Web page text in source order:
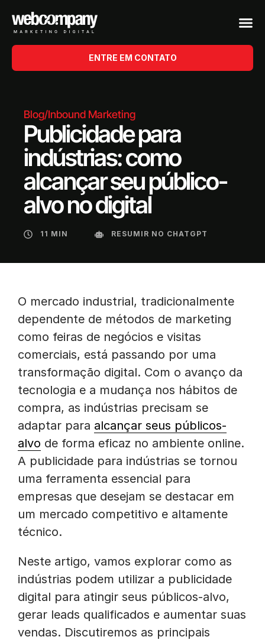
ENTRE EM CONTATO
Blog/Inbound Marketing
Publicidade para
indústrias: como
alcançar seu público-
alvo no digital
11 MIN RESUMIR NO CHATGPT
O mercado industrial, tradicionalmente
dependente de métodos de marketing
como feiras de negócios e visitas
comerciais, está passando por uma
transformação digital. Com o avanço da
tecnologia e a mudança nos hábitos de
compra, as indústrias precisam se
adaptar para alcançar seus públicos-
alvo de forma eficaz no ambiente online.
A publicidade para indústrias se tornou
uma ferramenta essencial para
empresas que desejam se destacar em
um mercado competitivo e altamente
técnico.
Neste artigo, vamos explorar como as
indústrias podem utilizar a publicidade
digital para atingir seus públicos-alvo,
gerar leads qualificados e aumentar suas
vendas. Discutiremos as principais